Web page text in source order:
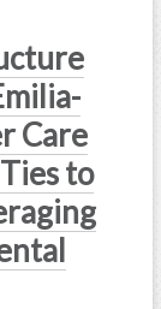
Care
to